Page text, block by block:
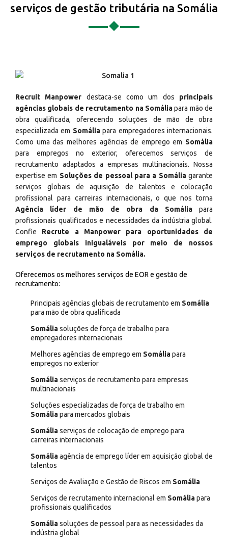
serviços de gestão tributária na Somália
Recruit Manpower destaca-se como um dos principais
agências globais de recrutamento na Somáliapara mão de
obra qualificada, oferecendo soluções de mão de obra
especializada em Somáliapara empregadores internacionais.
Como uma das melhores agências de emprego em Somália
para empregos no exterior, oferecemos serviços de
recrutamento adaptados a empresas multinacionais. Nossa
expertise em Soluções de pessoal para a Somáliagarante
serviços globais de aquisição de talentos e colocação
profissional para carreiras internacionais, o que nos torna
Agência líder de mão de obra da Somáliapara
profissionais qualificados e necessidades da indústria global.
Confie Recrute a Manpower para oportunidades de
emprego globais inigualáveis por meio de nossos
serviços de recrutamento na Somália.
Oferecemos os melhores serviços de EOR e gestão de
recrutamento:
Principais agências globais de recrutamento em Somália
para mão de obra qualificada
Somáliasoluções de força de trabalho para
empregadores internacionais
Melhores agências de emprego em Somáliapara
empregos no exterior
Somáliaserviços de recrutamento para empresas
multinacionais
Soluções especializadas de força de trabalho em
Somáliapara mercados globais
Somáliaserviços de colocação de emprego para
carreiras internacionais
Somáliaagência de emprego líder em aquisição global de
talentos
Serviços de Avaliação e Gestão de Riscos em Somália
Serviços de recrutamento internacional em Somáliapara
profissionais qualificados
Somáliasoluções de pessoal para as necessidades da
indústria global